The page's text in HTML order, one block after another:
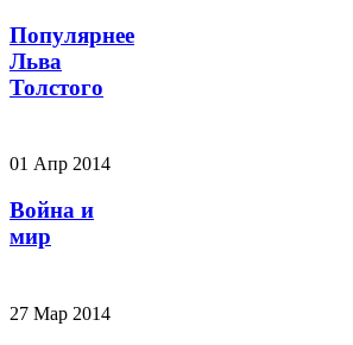
Популярнее
Льва
Толстого
01 Апр 2014
Война и
мир
27 Мар 2014